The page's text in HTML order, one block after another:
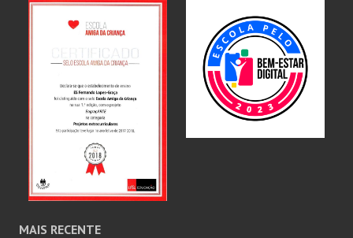
MAIS RECENTE